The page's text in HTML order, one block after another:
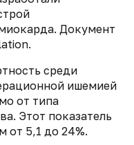
Документ
среди
ишемией
от типа
Этот показатель
от 5,1 до 24%.